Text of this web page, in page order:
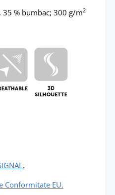
35 % bumbac; 300 g/m2
.
Conformitate EU.